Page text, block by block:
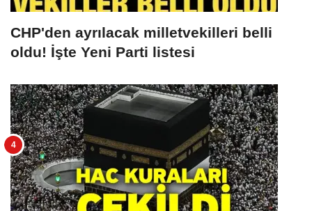
CHP'den ayrılacak milletvekilleri belli
oldu! İşte Yeni Parti listesi